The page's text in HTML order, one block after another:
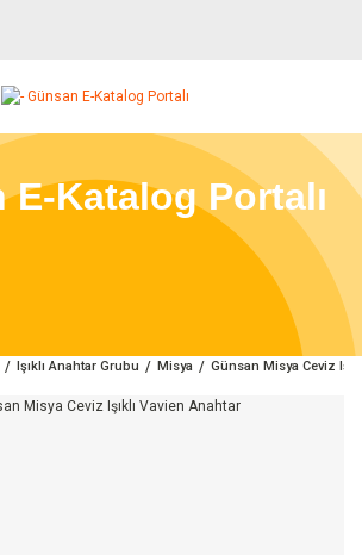
E-Katalog Portalı
Işıklı Anahtar Grubu Misya Günsan Misya Ceviz